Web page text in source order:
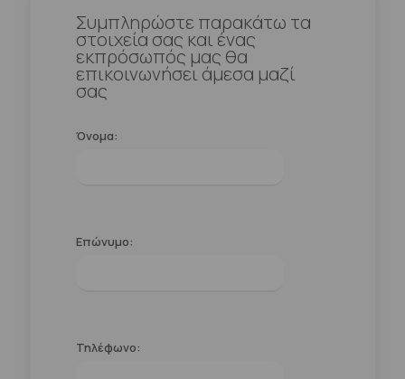
Συμπληρώστε παρακάτω τα
στοιχεία σας και ένας
εκπρόσωπός μας θα
επικοινωνήσει άμεσα μαζί
σας
Όνομα:
Επώνυμο:
Τηλέφωνο: